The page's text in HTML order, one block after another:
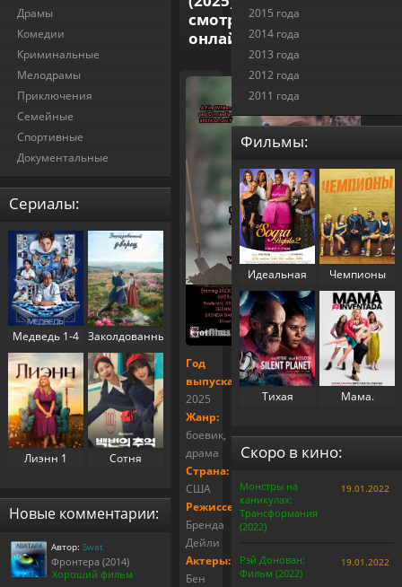
смотреть
онлайн
Год
выпуска:
2025
Жанр:
боевик,
драма
Страна:
США
Режиссер:
Бренда
Дейли
Актеры:
Бен
Драмы
Комедии
Криминальные
Мелодрамы
Приключения
Семейные
Спортивные
Документальные
Cериалы:
Медведь 1-4
сезон (2022-
2025)
Заколдованный
дворец 1
сезон (2025)
Лиэнн 1
Сотня
номера 100 1
Новые комментарии:
Автор: Swat
Фронтера (2014)
Хороший фильм
2015 года
2014 года
2013 года
2012 года
2011 года
Фильмы:
Идеальная
свекровь 2
(2025)
Чемпионы
(2023)
Тихая
Мама.
Скоро в кино:
Монстры на
каникулах:
Трансформания
(2022)
19.01.2022
Рэй Донован:
Фильм (2022)
19.01.2022